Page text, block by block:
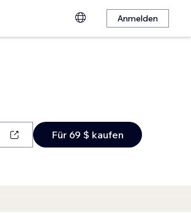
Anmelden
Für 69 $ kaufen